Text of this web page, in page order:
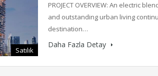
Satılık
PROJECT OVERVIEW: An electric
and outstanding urban living
destination…
Daha Fazla Detay